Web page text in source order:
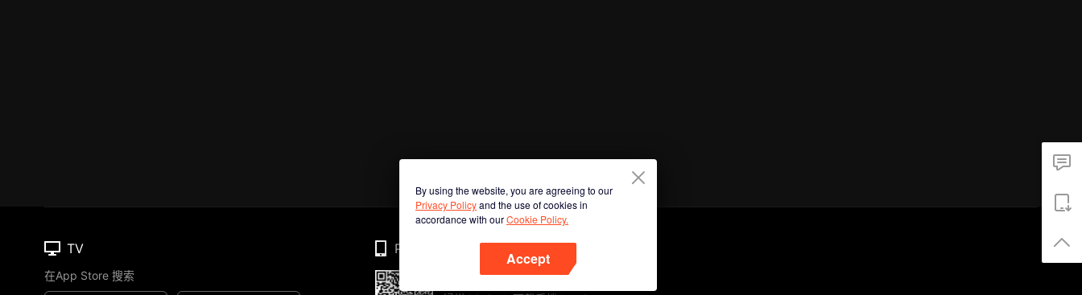
By using the website, you are agreeing to our
Privacy Policyand the use of cookies in
accordance with ourCookie Policy.
Accept
TV
在App Store 搜索
Phone